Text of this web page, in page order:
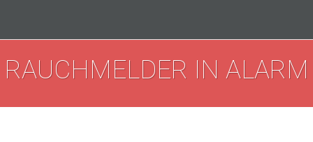
RAUCHMELDER IN ALARM